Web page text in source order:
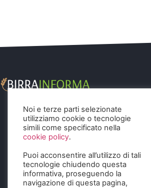
Noi e terze parti selezionate
utilizziamo cookie o tecnologie
simili come specificato nella
cookie policy.
Puoi acconsentire all’utilizzo di tali
tecnologie chiudendo questa
informativa, proseguendo la
navigazione di questa pagina,